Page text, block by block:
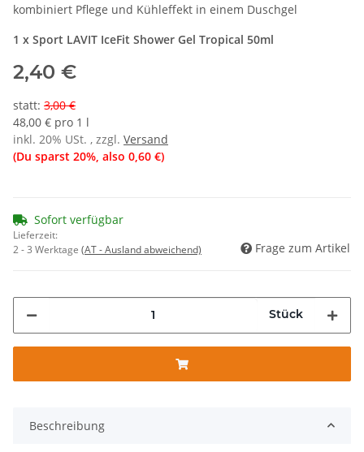
kombiniert Pflege und Kühleffekt in einem Duschgel
1 x Sport LAVIT IceFit Shower Gel Tropical 50ml
2,40 €
statt: 3,00 €
48,00 € pro 1 l
inkl. 20% USt. , zzgl. Versand
(Du sparst 20%, also 0,60 €)
Sofort verfügbar
Lieferzeit:
2 - 3 Werktage (AT - Ausland abweichend) Frage zum Artikel
Stück
Beschreibung